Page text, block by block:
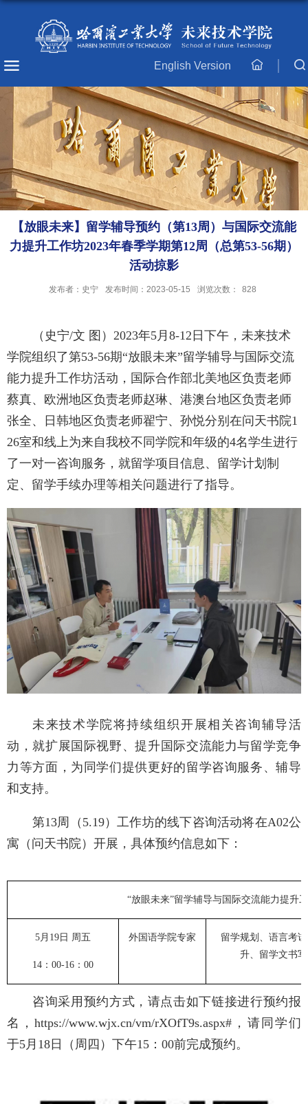
English Version
主
【放眼未来】留学辅导预约（第13周）与国际交流能
力提升工作坊2023年春季学期第12周（总第53-56期）
活动掠影
发布者：史宁 发布时间：2023-05-15 浏览次数： 828
（史宁/文 图 ） 2023年5 月 8-12日下午 ，未来技术
学院组织了第53-56期“放眼未来”留学辅导与国际交流
能力提升工作坊活动 ， 国际合作部北美地区负责老师
蔡真、欧洲地区负责老师赵琳、港澳台地区负责老师
张全、日韩地区负责老师翟宁、 孙悦分别在问天书院1
26室和线上为来自我校不同学院和年级的4名学生进行
了一对一咨询服务，就留学项目信息 、 留学计划制
定 、 留学手续办理等相关问题进行了指导。
未来技术学院将持续组织开展相关咨询辅导活
动，就扩展国际视野、提升国际交流能力与留学竞争
力等方面，为同学们提供更好的留学咨询服务、辅导
和支持。
第13周（ 5.19） 工作坊的线下咨询活动将在A02公
寓（ 问天书院）开展，具体预约信息如下：
“放眼未来”留学辅导与国际交流能力提升
5月 19 日 周 五
14 ： 00-16：00
外国语学院专家
留学规划、语言考
升、留学文书
咨询采用预约方式，请点击如下链接进行预约报
名，https://www.wjx.cn/vm/rXOfT9s.aspx# ， 请同学们
于5 月 18日（周四）下午15：00前完成预约。